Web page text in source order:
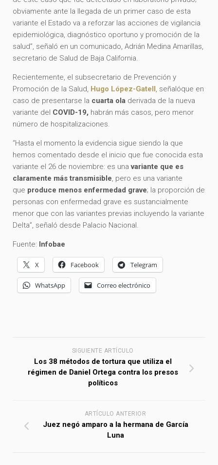
obviamente ante la llegada de un primer caso de esta
variante el Estado va a reforzar las acciones de vigilancia
epidemiológica, diagnóstico oportuno y promoción de la
salud”, señaló en un comunicado, Adrián Medina Amarillas,
secretario de Salud de Baja California.
Recientemente, el subsecretario de Prevención y
Promoción de la Salud, Hugo López-Gatell , señalóque en
caso de presentarse la cuarta ola derivada de la nueva
variante del COVID-19, habrán más casos, pero menor
número de hospitalizaciones.
“Hasta el momento la evidencia sigue siendo la que
hemos comentado desde el inicio que fue conocida esta
variante el 26 de noviembre: es unavariante que es
claramente más transmisible, pero es una variante
que produce menos enfermedad grave; la proporción de
personas con enfermedad grave es sustancialmente
menor que con las variantes previas incluyendo la variante
Delta”, señaló desde Palacio Nacional.
Fuente: Infobae
X Facebook Telegram
WhatsApp Correo electrónico
SIGUIENTE ARTÍCULO
Los 38 métodos de tortura que utiliza el
régimen de Daniel Ortega contra los presos
políticos
ARTÍCULO ANTERIOR
Juez negó amparo a la hermana de García
Luna